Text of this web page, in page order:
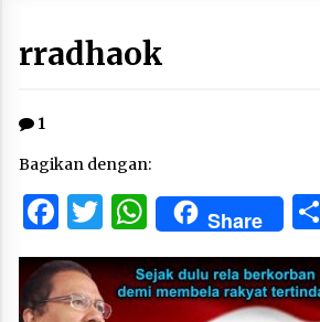
rradhaok
1
Bagikan dengan:
Facebook
Twitter
WhatsApp
Share